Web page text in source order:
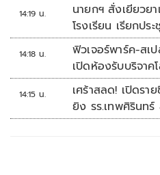
14:19 น.
นายกฯ สั่งเยียวย
โรงเรียน เรียกปร
ทันที
14:18 น.
ฟิวเจอร์พาร์ค-สเ
เปิดห้องรับบริจาค
ศูนย์การค้าปทุมธา
14:15 น.
เศร้าสลด! เปิดรา
ยิง รร.เทพศิรินทร์